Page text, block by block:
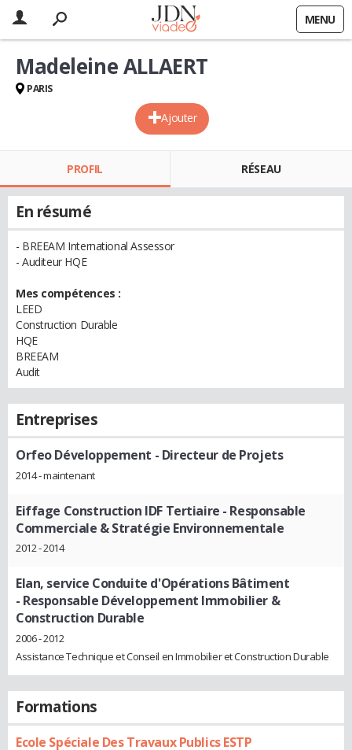
MENU
Ajouter
Madeleine ALLAERT
PARIS
PROFIL RÉSEAU
En résumé
- BREEAM International Assessor
- Auditeur HQE
Mes compétences :
LEED
Construction Durable
HQE
BREEAM
Audit
Entreprises
Orfeo Développement - Directeur de Projets
2014 - maintenant
Eiffage Construction IDF Tertiaire - Responsable
Commerciale & Stratégie Environnementale
2012 - 2014
Elan, service Conduite d'Opérations Bâtiment
- Responsable Développement Immobilier &
Construction Durable
2006 - 2012
Assistance Technique et Conseil en Immobilier et Construction Durable
Formations
Ecole Spéciale Des Travaux Publics ESTP